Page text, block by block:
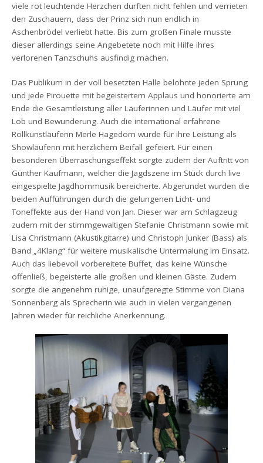
viele rot leuchtende Herzchen durften nicht fehlen und verrieten
den Zuschauern, dass der Prinz sich nun endlich in
Aschenbrödel verliebt hatte. Bis zum großen Finale musste
dieser allerdings seine Angebetete noch mit Hilfe ihres
verlorenen Tanzschuhs ausfindig machen.
Das Publikum in der voll besetzten Halle belohnte jeden Sprung
und jede Pirouette mit begeistertem Applaus und honorierte am
Ende die Gesamtleistung aller Läuferinnen und Läufer mit viel
Lob und Bewunderung. Auch die international erfahrene
Rollkunstläuferin Merle Hagedorn wurde für ihre Leistung als
Showläuferin mit herzlichem Beifall gefeiert. Für einen
besonderen Überraschungseffekt sorgte zudem der Auftritt von
Günther Kaufmann, welcher die Jagdszene im Stück durch live
eingespielte Jagdhornmusik bereicherte. Abgerundet wurden die
beiden Aufführungen durch die gelungenen Licht- und
Toneffekte aus der Hand von Jan. Dieser war am Schlagzeug
zudem mit der stimmgewaltigen Stefanie Christmann sowie mit
Lisa Christmann (Akustikgitarre) und Christoph Junker (Bass) als
Band „4Klang“ für weitere musikalische Untermalung im Einsatz.
Auch das liebevoll vorbereitete Buffet, das keine Wünsche
offenließ, begeisterte alle großen und kleinen Gäste. Zudem
sorgte die angenehm ruhige, unaufgeregte Stimme von Diana
Sonnenberg als Sprecherin wie auch in vielen vergangenen
Jahren wieder für reichliche Anerkennung.